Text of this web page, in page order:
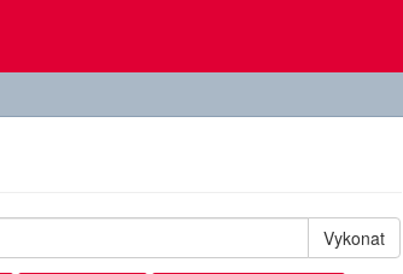
Vykonat